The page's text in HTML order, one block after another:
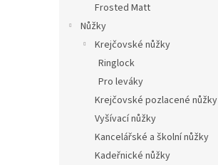
Frosted Matt
Nůžky
Krejčovské nůžky
Ringlock
Pro leváky
Krejčovské pozlacené nůžky
Vyšívací nůžky
Kancelářské a školní nůžky
Kadeřnické nůžky